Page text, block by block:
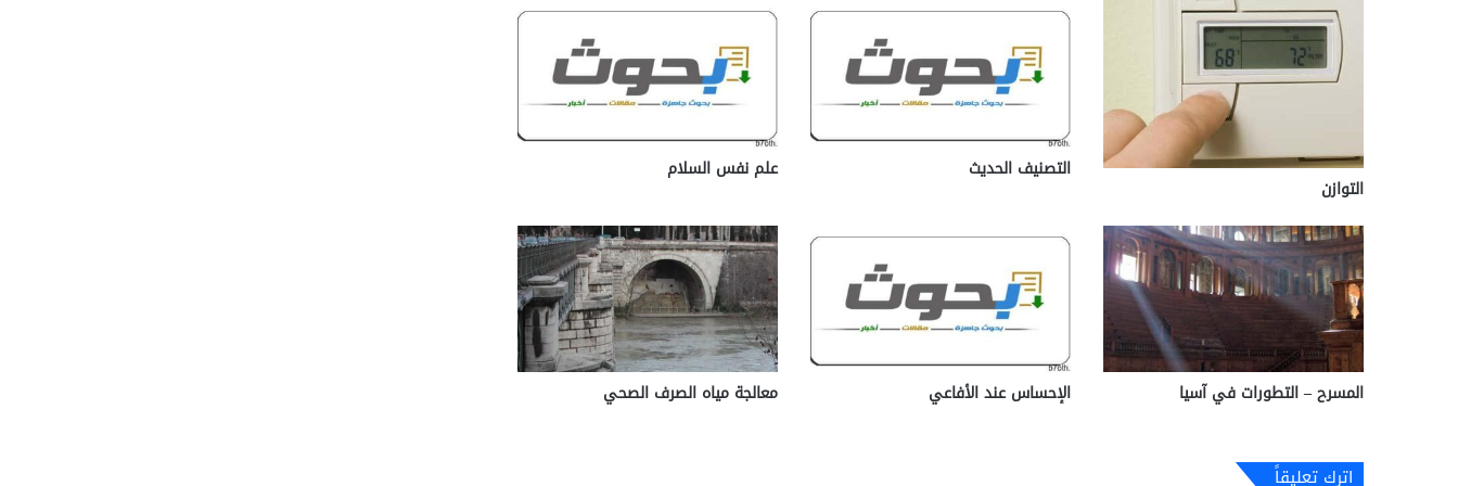
التوازن
التصنيف الحديث علم نفس السلام
المسرح – التطورات في آسيا الإحساس عند الأفاعي معالجة مياه الصرف الصحي
اترك تعليقاً